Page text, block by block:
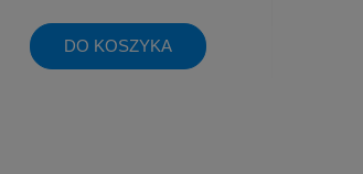
DO KOSZYKA